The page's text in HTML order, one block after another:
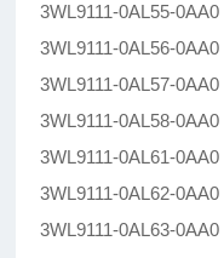
3WL9111-0AL55-0AA0
3WL9111-0AL56-0AA0
3WL9111-0AL57-0AA0
3WL9111-0AL58-0AA0
3WL9111-0AL61-0AA0
3WL9111-0AL62-0AA0
3WL9111-0AL63-0AA0